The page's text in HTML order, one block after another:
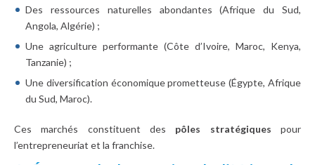
Des ressources naturelles abondantes (Afrique du Sud,
Angola, Algérie) ;
Une agriculture performante (Côte d’Ivoire, Maroc, Kenya,
Tanzanie) ;
Une diversification économique prometteuse (Égypte, Afrique
du Sud, Maroc).
Ces marchés constituent des pôles stratégiques pour
l’entrepreneuriat et la franchise.